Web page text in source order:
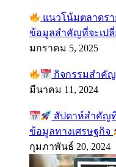
แนวโน้มตลาดรา
ข้อมูลสำคัญที่จะเป
มกราคม 5, 2025
กิจกรรมสำคั
มีนาคม 11, 2024
สัปดาห์สำคัญ
ข้อมูลทางเศรษฐกิจ
กุมภาพันธ์ 20, 2024